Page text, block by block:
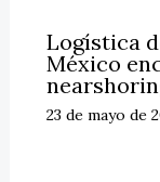
Logística
México
23 de mayo de